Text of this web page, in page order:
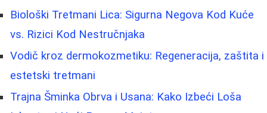
Biološki Tretmani Lica: Sigurna Negova Kod Kuće
vs. Rizici Kod Nestručnjaka
Vodič kroz dermokozmetiku: Regeneracija, zaštita i
estetski tretmani
Trajna Šminka Obrva i Usana: Kako Izbeći Loša